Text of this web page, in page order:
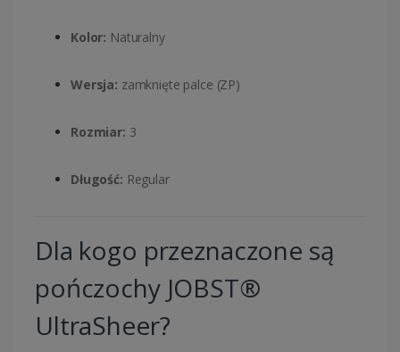
Kolor: Naturalny
Wersja: zamknięte palce (ZP)
Rozmiar: 3
Długość: Regular
Dla kogo przeznaczone są
pończochy JOBST®
UltraSheer?